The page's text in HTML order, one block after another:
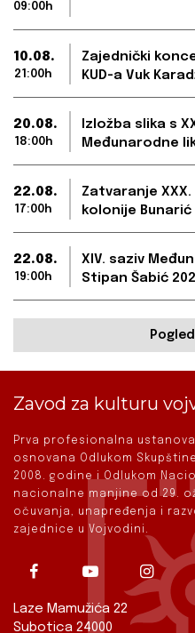
09:00h
10.08.
21:00h
Zajednički
KUD-a Vuk
20.08.
18:00h
Izložba slika s
Međunarodne
22.08.
17:00h
Zatvaranje
kolonije Bunarić
22.08.
19:00h
XIV. saziv
Stipan Šabić
Zavod za kulturu
Prva profesionalna
osnovana Odlukom
2008. godine i Odlukom
nacionalne manjine od 29.
očuvanja, unapređenja i
zajednice u Vojvodini.
Laze Mamužića 22
Subotica 24000